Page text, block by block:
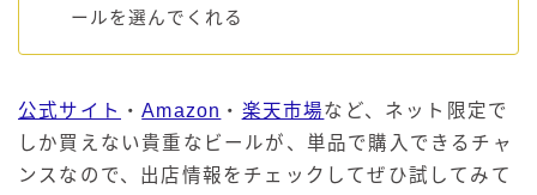
ールを選んでくれる
公式サイト ・Amazon ・ 楽天市場など、ネット限定で
しか買えない貴重なビールが、単品で購入できるチャ
ンスなので、出店情報をチェックしてぜひ試してみて